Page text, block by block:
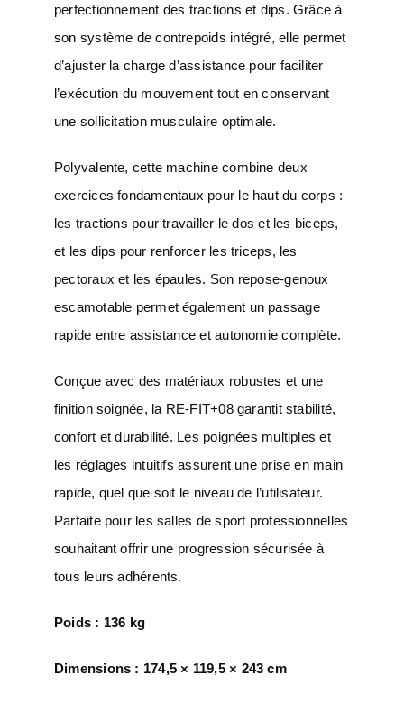
perfectionnement des tractions et dips. Grâce à
son système de contrepoids intégré, elle permet
d’ajuster la charge d’assistance pour faciliter
l’exécution du mouvement tout en conservant
une sollicitation musculaire optimale.
Polyvalente, cette machine combine deux
exercices fondamentaux pour le haut du corps :
les tractions pour travailler le dos et les biceps,
et les dips pour renforcer les triceps, les
pectoraux et les épaules. Son repose-genoux
escamotable permet également un passage
rapide entre assistance et autonomie complète.
Conçue avec des matériaux robustes et une
finition soignée, la RE-FIT+08 garantit stabilité,
confort et durabilité. Les poignées multiples et
les réglages intuitifs assurent une prise en main
rapide, quel que soit le niveau de l’utilisateur.
Parfaite pour les salles de sport professionnelles
souhaitant offrir une progression sécurisée à
tous leurs adhérents.
Poids : 136 kg
Dimensions : 174,5 × 119,5 × 243 cm